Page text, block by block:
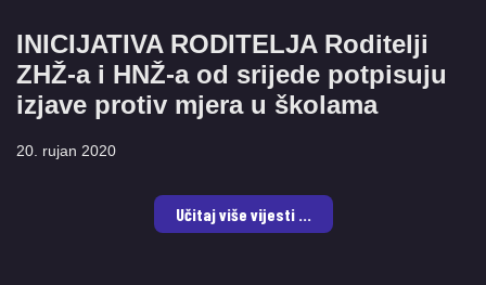
INICIJATIVA RODITELJA Roditelji
ZHŽ-a i HNŽ-a od srijede potpisuju
izjave protiv mjera u školama
20. rujan 2020
Učitaj više vijesti ...